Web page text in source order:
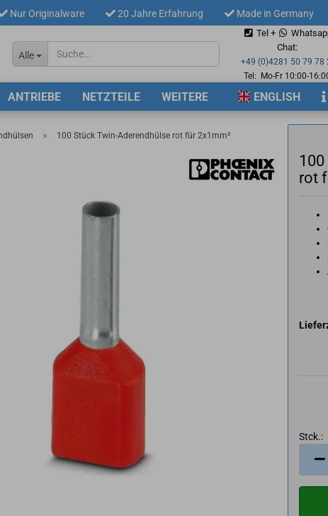
Nur Originalware 20 Jahre Erfahrung Made in Germany
Sprache auswählen
Lieferland
Alle
Tel +
Chat:
+49 (0)4281 50 79 78
Tel: Mo-Fr 10:00-
ANTRIEBE NETZTEILE ENGLISH
WEITERE
» 100 Stück Twin-Aderendhülse rot für 2x1mm²
rot
Stck.:
Stck.